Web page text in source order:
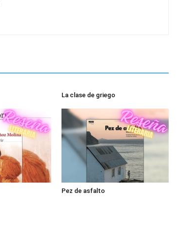
La clase de griego
Pez de asfalto